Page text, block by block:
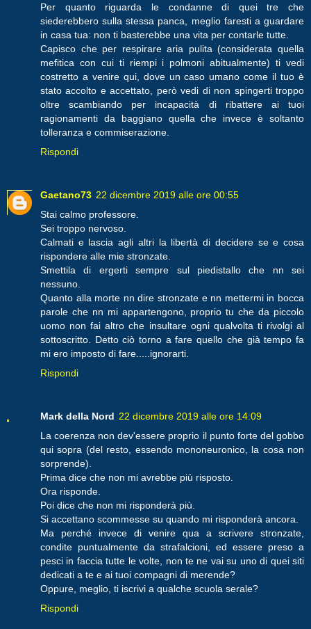
Per quanto riguarda le condanne di quei tre che
siederebbero sulla stessa panca, meglio faresti a guardare
in casa tua: non ti basterebbe una vita per contarle tutte.
Capisco che per respirare aria pulita (considerata quella
mefitica con cui ti riempi i polmoni abitualmente) ti vedi
costretto a venire qui, dove un caso umano come il tuo è
stato accolto e accettato, però vedi di non spingerti troppo
oltre scambiando per incapacità di ribattere ai tuoi
ragionamenti da baggiano quella che invece è soltanto
tolleranza e commiserazione.
Rispondi
Gaetano73 22 dicembre 2019 alle ore 00:55
Stai calmo professore.
Sei troppo nervoso.
Calmati e lascia agli altri la libertà di decidere se e cosa
rispondere alle mie stronzate.
Smettila di ergerti sempre sul piedistallo che nn sei
nessuno.
Quanto alla morte nn dire stronzate e nn mettermi in bocca
parole che nn mi appartengono, proprio tu che da piccolo
uomo non fai altro che insultare ogni qualvolta ti rivolgi al
sottoscritto. Detto ciò torno a fare quello che già tempo fa
mi ero imposto di fare.....ignorarti.
Rispondi
Mark della Nord 22 dicembre 2019 alle ore 14:09
La coerenza non dev'essere proprio il punto forte del gobbo
qui sopra (del resto, essendo mononeuronico, la cosa non
sorprende).
Prima dice che non mi avrebbe più risposto.
Ora risponde.
Poi dice che non mi risponderà più.
Si accettano scommesse su quando mi risponderà ancora.
Ma perché invece di venire qua a scrivere stronzate,
condite puntualmente da strafalcioni, ed essere preso a
pesci in faccia tutte le volte, non te ne vai su uno di quei siti
dedicati a te e ai tuoi compagni di merende?
Oppure, meglio, ti iscrivi a qualche scuola serale?
Rispondi